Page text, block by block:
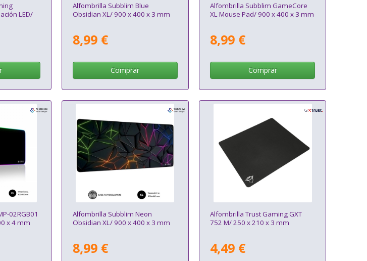
LED/
Alfombrilla Subblim Blue
Obsidian XL/ 900 x 400 x 3 mm
8,99 €
Comprar
Alfombrilla Subblim GameCore
XL Mouse Pad/ 900 x 400 x 3 mm
8,99 €
Comprar
02RGB01
x 4 mm
Alfombrilla Subblim Neon
Obsidian XL/ 900 x 400 x 3 mm
8,99 €
Alfombrilla Trust Gaming GXT
752 M/ 250 x 210 x 3 mm
4,49 €